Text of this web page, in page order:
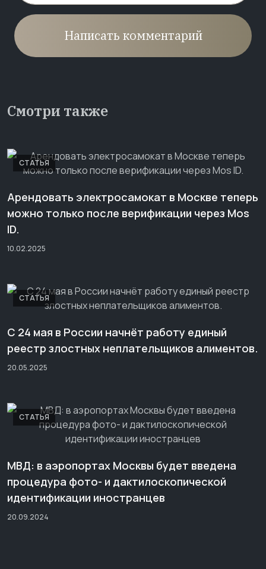
Написать комментарий
Смотри также
СТАТЬЯ
Арендовать электросамокат в Москве теперь
можно только после верификации через Mos
ID.
10.02.2025
СТАТЬЯ
С 24 мая в России начнёт работу единый
реестр злостных неплательщиков алиментов.
20.05.2025
СТАТЬЯ
МВД: в аэропортах Москвы будет введена
процедура фото- и дактилоскопической
идентификации иностранцев
20.09.2024